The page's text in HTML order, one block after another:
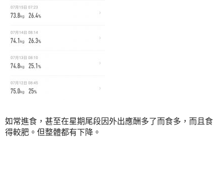
如常進食，甚至在星期尾段因外出應酬多了而食多，而且食
得較肥。但整體都有下降。